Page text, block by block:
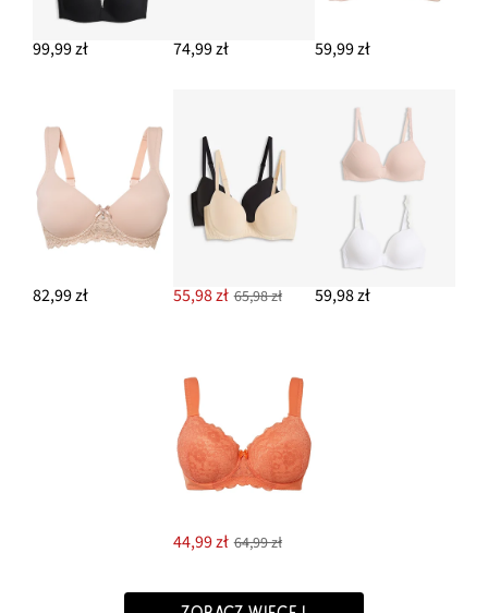
99,99 zł 74,99 zł 59,99 zł
82,99 zł 55,98 zł 65,98 zł 59,98 zł
44,99 zł 64,99 zł